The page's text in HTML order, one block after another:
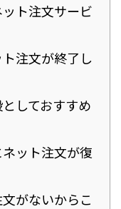
ト注文サービ
注文が終了し
しておすすめ
ット注文が復
がないからこ